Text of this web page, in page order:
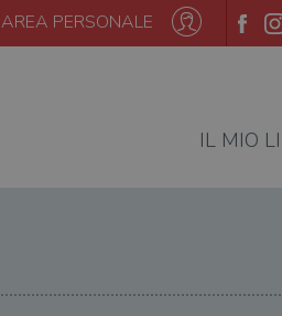
AREA PERSONALE
IL MIO